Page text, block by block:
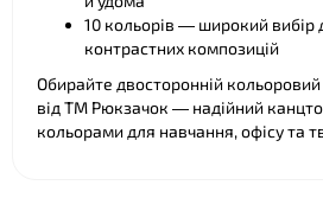
10 кольорів — широкий вибір
контрастних композицій
Обирайте двосторонній
від ТМ Рюкзачок — надійний
кольорами для навчання, офісу та
❤